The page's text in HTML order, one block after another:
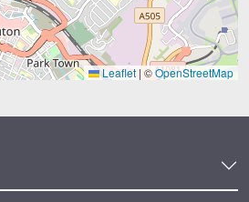
Leaflet|©OpenStreetMap